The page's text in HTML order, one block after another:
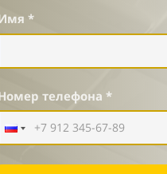
*
телефона *